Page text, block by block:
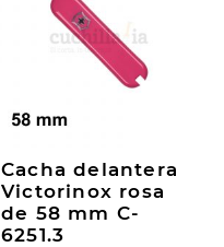
Cacha delantera
Victorinox rosa
de 58 mm C-
6251.3